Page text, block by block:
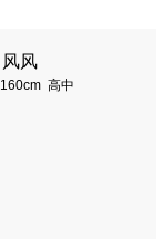
风风
160cm 高中